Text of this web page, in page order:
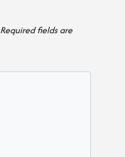
Required fields are